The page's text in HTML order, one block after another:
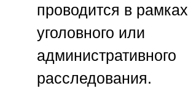
проводится в рамках
уголовного или
административного
расследования.